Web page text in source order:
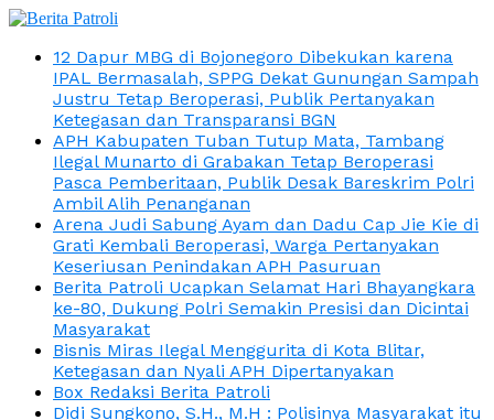
12 Dapur MBG di Bojonegoro Dibekukan karena
IPAL Bermasalah, SPPG Dekat Gunungan Sampah
Justru Tetap Beroperasi, Publik Pertanyakan
Ketegasan dan Transparansi BGN
APH Kabupaten Tuban Tutup Mata, Tambang
Ilegal Munarto di Grabakan Tetap Beroperasi
Pasca Pemberitaan, Publik Desak Bareskrim Polri
Ambil Alih Penanganan
Arena Judi Sabung Ayam dan Dadu Cap Jie Kie di
Grati Kembali Beroperasi, Warga Pertanyakan
Keseriusan Penindakan APH Pasuruan
Berita Patroli Ucapkan Selamat Hari Bhayangkara
ke-80, Dukung Polri Semakin Presisi dan Dicintai
Masyarakat
Bisnis Miras Ilegal Menggurita di Kota Blitar,
Ketegasan dan Nyali APH Dipertanyakan
Box Redaksi Berita Patroli
Didi Sungkono, S.H., M.H : Polisinya Masyarakat itu